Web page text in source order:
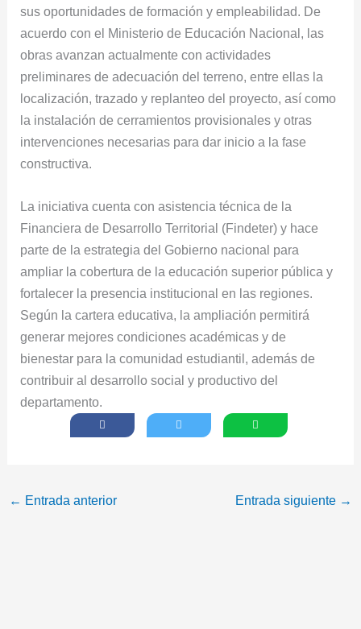
sus oportunidades de formación y empleabilidad. De
acuerdo con el Ministerio de Educación Nacional, las
obras avanzan actualmente con actividades
preliminares de adecuación del terreno, entre ellas la
localización, trazado y replanteo del proyecto, así como
la instalación de cerramientos provisionales y otras
intervenciones necesarias para dar inicio a la fase
constructiva.
La iniciativa cuenta con asistencia técnica de la
Financiera de Desarrollo Territorial (Findeter) y hace
parte de la estrategia del Gobierno nacional para
ampliar la cobertura de la educación superior pública y
fortalecer la presencia institucional en las regiones.
Según la cartera educativa, la ampliación permitirá
generar mejores condiciones académicas y de
bienestar para la comunidad estudiantil, además de
contribuir al desarrollo social y productivo del
departamento.
← Entrada anterior Entrada siguiente →